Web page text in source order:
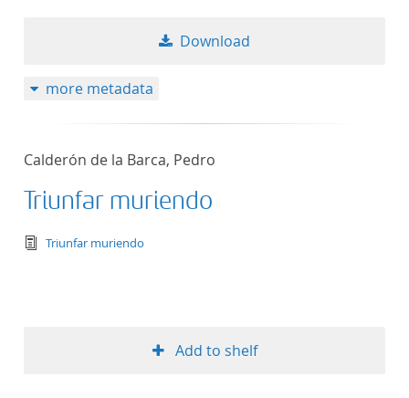
Download
more metadata
Calderón de la Barca, Pedro
Triunfar muriendo
text/tg.edition+tg.aggregation+xml
Triunfar muriendo
Add to shelf